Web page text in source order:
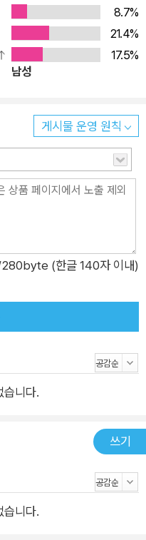
8.7%
21.4%
17.5%
남성
게시물 운영 원칙
(한글 140자 이내)
습니다.
쓰기
습니다.